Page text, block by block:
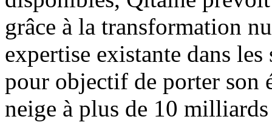
grâce à la transformation
expertise existante dans
pour objectif de porter son
neige à plus de 10